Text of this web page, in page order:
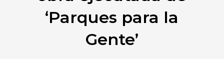
‘Parques para la
Gente’